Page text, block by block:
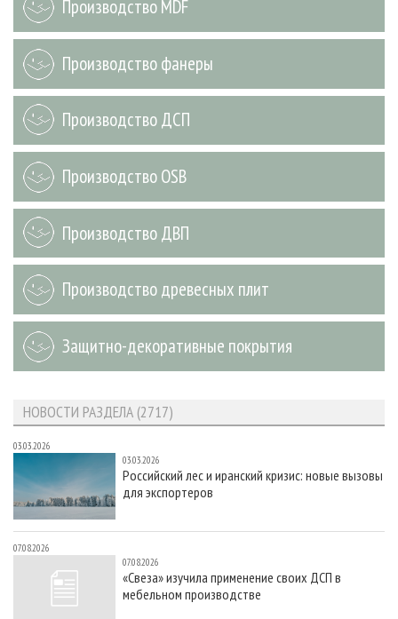
СУШКА ДРЕВЕСИНЫ
ПРОИЗВОДСТВО ДРЕВЕСНЫХ ПЛИТ
ДЕРЕВЯННОЕ ДОМОСТРОЕНИЕ
ПРОИЗВОДСТВО МЕБЕЛИ
БИОЭНЕРГЕТИКА
ЦБП
ИНСТРУМЕНТ И МАТЕРИАЛЫ
ПЕРСОНЫ
МОБИЛЬНЫЕ ВЫСТАВКИ
ОФИЦИАЛЬНЫЕ ДЕЛЕГАЦИИ
ПРИОРИТЕТНЫЕ ИНВЕСТПРОЕКТЫ
RUSSIAN FORESTRY REVIEW
ГАЗЕТА ЛЕСПРОМФОРУМ
БИБЛИОТЕКА СПЕЦИАЛИСТА
КОНТАКТЫ
РЕКЛАМА
РЕКЛАМА НА САЙТЕ
Производство MDF
Производство фанеры
Производство ДСП
Производство OSB
Производство ДВП
Производство древесных плит
Защитно-декоративные покрытия
НОВОСТИ РАЗДЕЛА (2717)
03.03.2026
03.03.2026
Российский лес и иранский кризис: новые вызовы
для экспортеров
07.08.2026
07.08.2026
«Свеза» изучила применение своих ДСП в
мебельном производстве